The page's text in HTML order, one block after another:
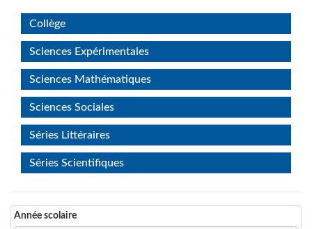
Collège
Sciences Expérimentales
Sciences Mathématiques
Sciences Sociales
Séries Littéraires
Séries Scientifiques
Année scolaire